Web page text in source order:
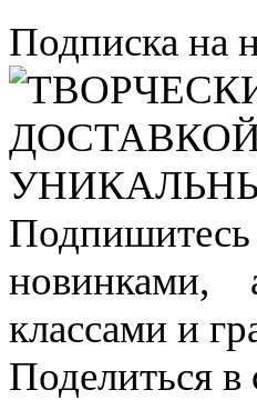
Подписка на
новинками,
классами и
Поделиться в